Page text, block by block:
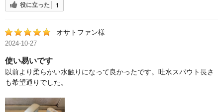
役に立った 1
オサトファン様
2024-10-27
使い易いです
以前より柔らかい水触りになって良かったです。吐水スパウト長さ
も希望通りでした。